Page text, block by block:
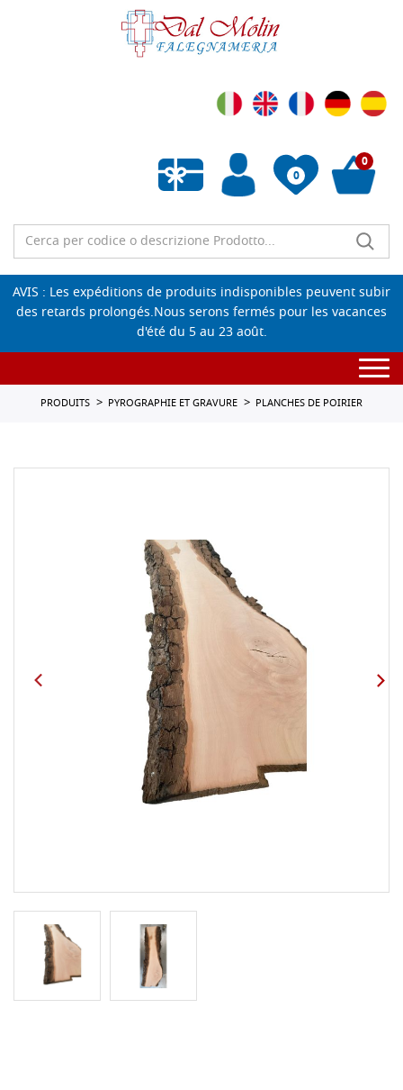
0
Liste de souhaits vide
0
AVIS : Les expéditions de produits indisponibles peuvent subir
des retards prolongés.Nous serons fermés pour les vacances
d'été du 5 au 23 août.
PRODUITS PYROGRAPHIE ET GRAVURE PLANCHES DE POIRIER